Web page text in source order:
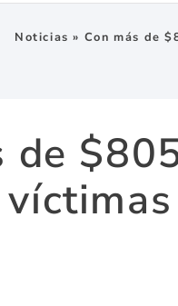
Noticias » Con más de
de